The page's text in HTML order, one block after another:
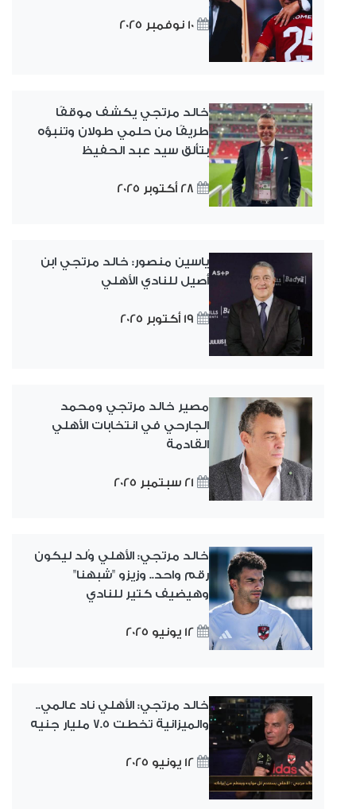
10 نوفمبر 2025
خالد مرتجي يكشف موقفًا
طريفًا من حلمي طولان وتنبؤه
بتألق سيد عبد الحفيظ
28 أكتوبر 2025
ياسين منصور: خالد مرتجي ابن
أصيل للنادي الأهلي
19 أكتوبر 2025
مصير خالد مرتجي ومحمد
الجارحي في انتخابات الأهلي
القادمة
21 سبتمبر 2025
خالد مرتجي: الأهلي وُلد ليكون
رقم واحد.. وزيزو "شبهنا"
وهيضيف كتير للنادي
12 يونيو 2025
خالد مرتجي: الأهلي ناد عالمي..
والميزانية تخطت 7.5 مليار جنيه
12 يونيو 2025